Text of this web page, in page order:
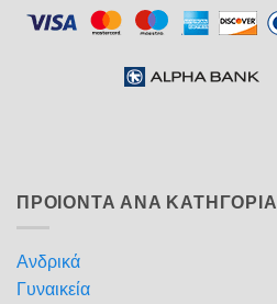
ΠΡΟΙΟΝΤΑ ΑΝΑ ΚΑΤΗΓΟΡΙΑ
Ανδρικά
Γυναικεία